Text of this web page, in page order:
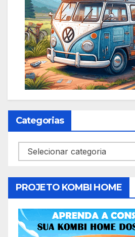
Categorias
Categorias
PROJETO KOMBI HOME